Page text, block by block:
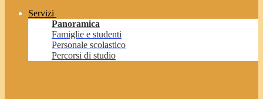
Servizi
Panoramica
Famiglie e studenti
Personale scolastico
Percorsi di studio